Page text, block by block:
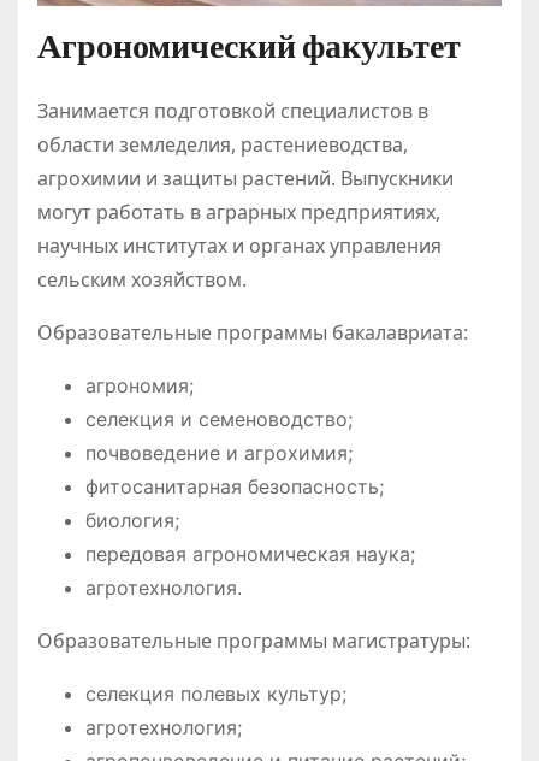
Агрономический факультет
Занимается подготовкой специалистов в
области земледелия, растениеводства,
агрохимии и защиты растений. Выпускники
могут работать в аграрных предприятиях,
научных институтах и органах управления
сельским хозяйством.
Образовательные программы бакалавриата:
агрономия;
селекция и семеноводство;
почвоведение и агрохимия;
фитосанитарная безопасность;
биология;
передовая агрономическая наука;
агротехнология.
Образовательные программы магистратуры:
селекция полевых культур;
агротехнология;